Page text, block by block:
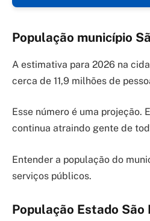
População município
A estimativa para 2026 na
cerca de 11,9 milhões de
Esse número é uma projeção.
continua atraindo gente de
Entender a população do
serviços públicos.
População Estado São